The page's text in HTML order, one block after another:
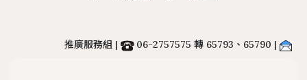
推廣服務組 | 06-2757575 轉 65793、65790 |